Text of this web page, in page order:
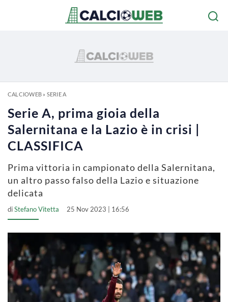
CALCIOWEB» SERIE A
Serie A, prima gioia della
Salernitana e la Lazio è in crisi |
CLASSIFICA
Prima vittoria in campionato della Salernitana,
un altro passo falso della Lazio e situazione
delicata
diStefano Vitetta 25 Nov 2023 | 16:56